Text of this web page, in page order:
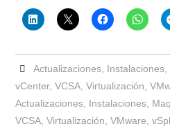
Actualizaciones, Instalaciones,
vCenter,VCSA ,Virtualización ,
Actualizaciones Instalaciones
VCSA ,Virtualización ,VMware ,